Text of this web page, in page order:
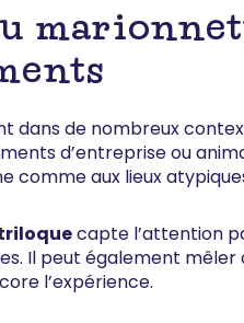
dans de nombreux
d’entreprise ou
comme aux lieux
capte l’attention
Il peut également
l’expérience.